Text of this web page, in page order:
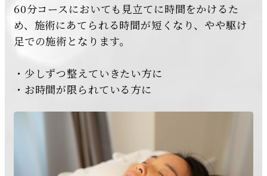
60分コースにおいても見立てに時間をかけるた
め、施術にあてられる時間が短くなり、やや駆け
足での施術となります。
・少しずつ整えていきたい方に
・お時間が限られている方に